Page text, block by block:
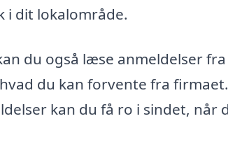
i dit lokalområde.
du også læse anmeldelser fra
du kan forvente fra
kan du få ro i sindet, når